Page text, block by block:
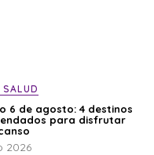
6 de agosto: 4 destinos
para disfrutar
2026